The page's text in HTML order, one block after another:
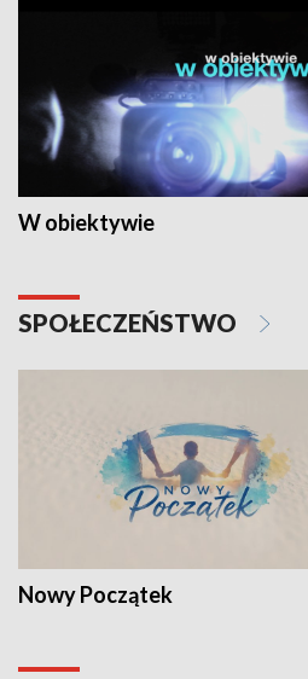
W obiektywie
SPOŁECZEŃSTWO
Nowy Początek